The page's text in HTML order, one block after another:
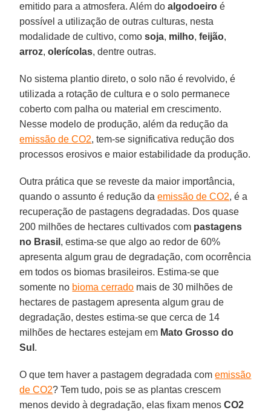
emitido para a atmosfera. Além doalgodoeiro é
possível a utilização de outras culturas, nesta
modalidade de cultivo, comosoja, milho,feijão,
arroz,olerícolas, dentre outras.
No sistema plantio direto, o solo não é revolvido, é
utilizada a rotação de cultura e o solo permanece
coberto com palha ou material em crescimento.
Nesse modelo de produção, além da redução da
emissão de CO2, tem-se significativa redução dos
processos erosivos e maior estabilidade da produção.
Outra prática que se reveste da maior importância,
quando o assunto é redução daemissão de CO2, é a
recuperação de pastagens degradadas. Dos quase
200 milhões de hectares cultivados com pastagens
no Brasil , estima-se que algo ao redor de 60%
apresenta algum grau de degradação, com ocorrência
em todos os biomas brasileiros. Estima-se que
somente no bioma cerrado mais de 30 milhões de
hectares de pastagem apresenta algum grau de
degradação, destes estima-se que cerca de 14
milhões de hectares estejam em Mato Grosso do
Sul .
O que tem haver a pastagem degradada comemissão
de CO2? Tem tudo, pois se as plantas crescem
menos devido à degradação, elas fixam menosCO2